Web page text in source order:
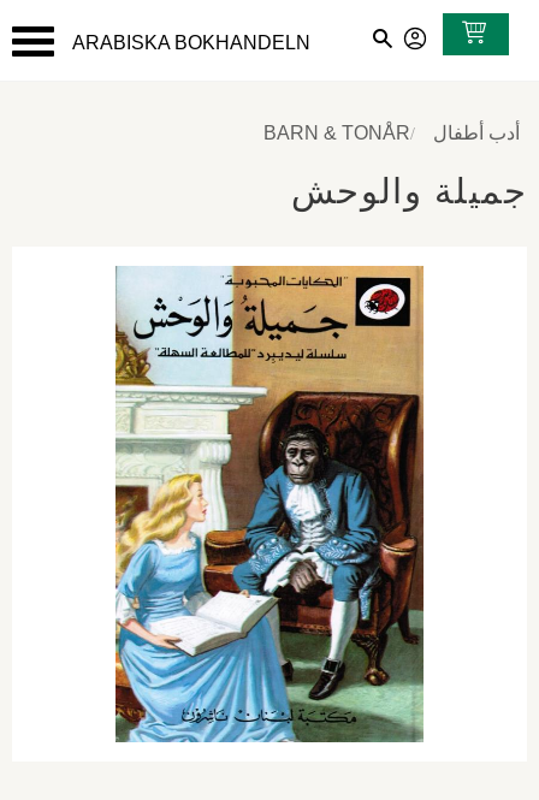
القائمة
ARABISKA BOKHANDELN
أدب أطفال BARN & TONÅR
جميلة والوحش